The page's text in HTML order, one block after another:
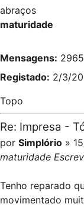
abraços
maturidade
Mensagens: 2965
Registado: 2/3/
Topo
Re: Impresa -
por Simplório »
maturidade
Tenho reparado
movimentado